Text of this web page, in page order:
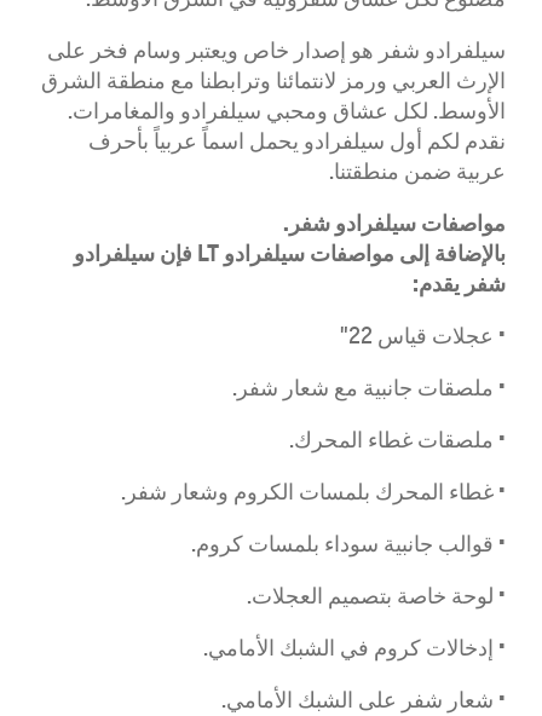
سيلفرادو شفر هو إصدار خاص ويعتبر وسام فخر على
الإرث العربي ورمز لانتمائنا وترابطنا مع منطقة الشرق
الأوسط. لكل عشاق ومحبي سيلفرادو والمغامرات.
نقدم لكم أول سيلفرادو يحمل اسماً عربياً بأحرف
عربية ضمن منطقتنا.
مواصفات سيلفرادو شفر.
بالإضافة إلى مواصفات سيلفرادو LT فإن سيلفرادو
شفر يقدم:
• عجلات قياس 22"
• ملصقات جانبية مع شعار شفر.
• ملصقات غطاء المحرك.
• غطاء المحرك بلمسات الكروم وشعار شفر.
• قوالب جانبية سوداء بلمسات كروم.
• لوحة خاصة بتصميم العجلات.
• إدخالات كروم في الشبك الأمامي.
• شعار شفر على الشبك الأمامي.